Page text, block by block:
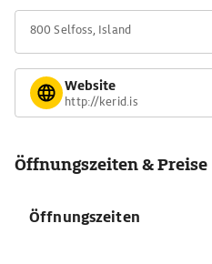
800 Selfoss, Island
Website
http://kerid.is
Öffnungszeiten & Preise
Öffnungszeiten